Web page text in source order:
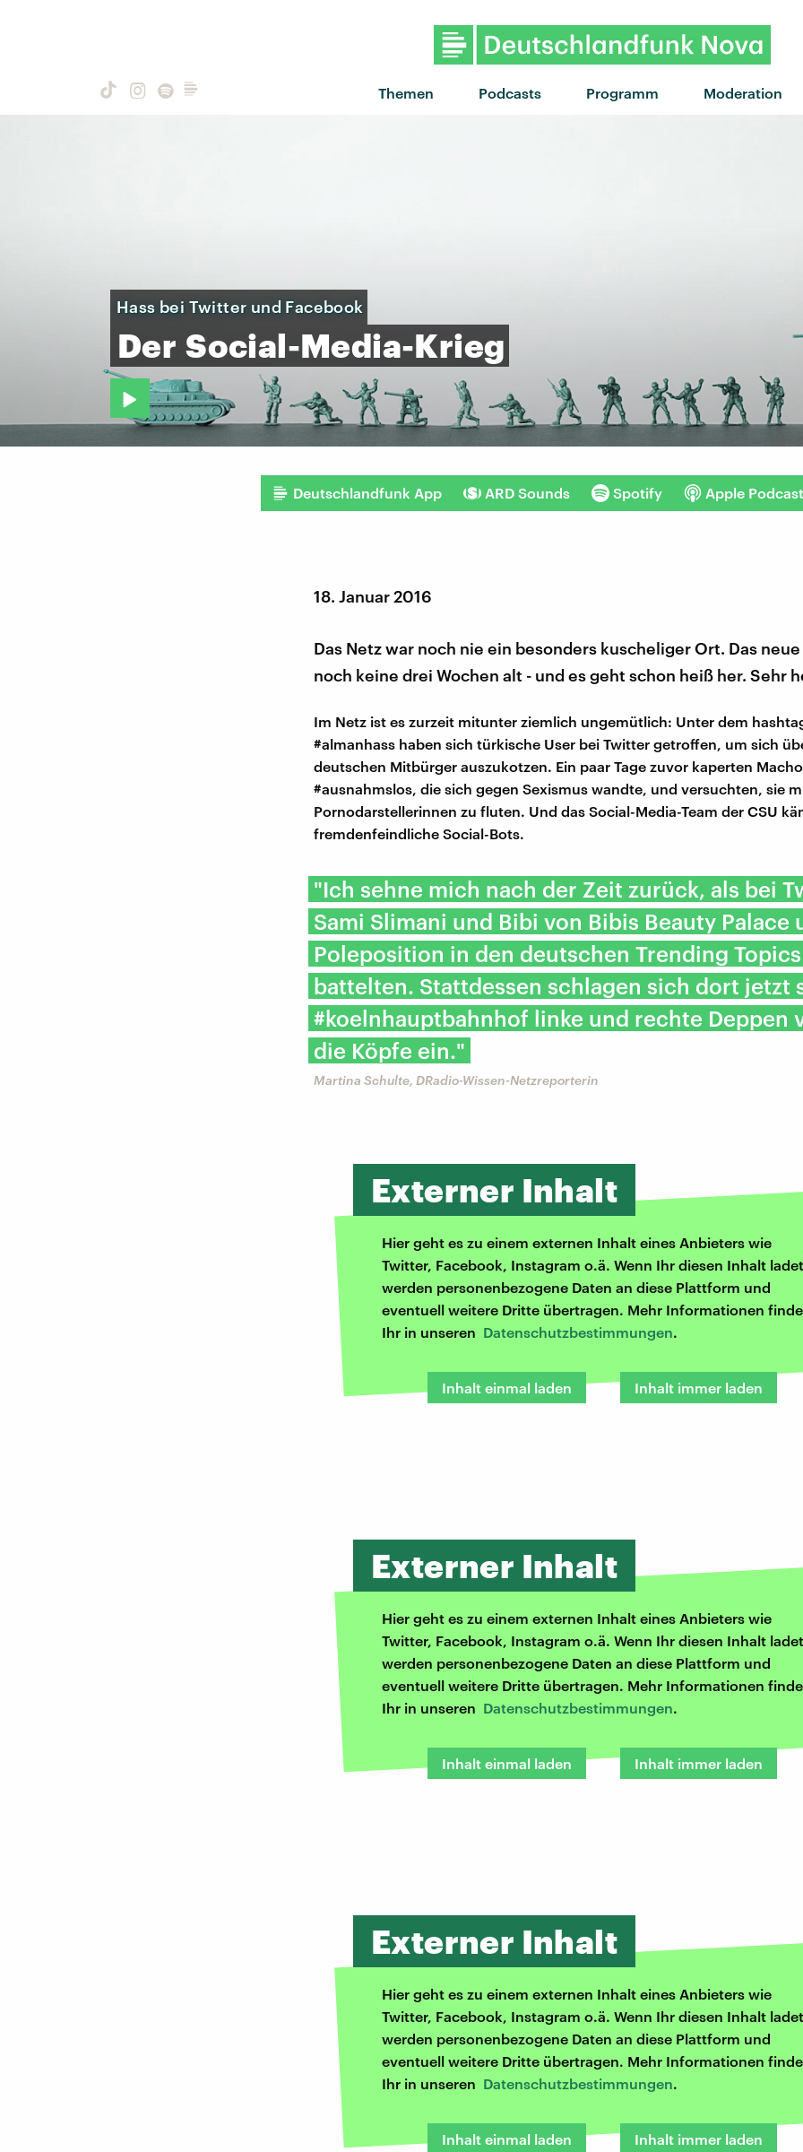
Themen Podcasts Programm Moderation
Hass bei Twitter und Facebook
Der Social-Media-Krieg
Deutschlandfunk App ARD Sounds Spotify Apple
18. Januar 2016
Das Netz war noch nie ein besonders kuscheliger Ort. Das
noch keine drei Wochen alt - und es geht schon heiß her. Sehr
Im Netz ist es zurzeit mitunter ziemlich ungemütlich: Unter dem
#almanhass haben sich türkische User bei Twitter getroffen, um sich
deutschen Mitbürger auszukotzen. Ein paar Tage zuvor kaperten
#ausnahmslos, die sich gegen Sexismus wandte, und versuchten, sie
Pornodarstellerinnen zu fluten. Und das Social-Media-Team der CSU
fremdenfeindliche Social-Bots.
"Ich sehne mich nach der Zeit zurück, als bei
Sami Slimani und Bibi von Bibis Beauty Palace
Poleposition in den deutschen Trending Topics
battelten. Stattdessen schlagen sich dort jetzt
#koelnhauptbahnhof linke und rechte Deppen
die Köpfe ein."
Martina Schulte, DRadio-Wissen-Netzreporterin
Externer Inhalt
Hier geht es zu einem externen Inhalt eines Anbieters wie
Twitter, Facebook, Instagram o.ä. Wenn Ihr diesen Inhalt
werden personenbezogene Daten an diese Plattform und
eventuell weitere Dritte übertragen. Mehr Informationen
Ihr in unseren Datenschutzbestimmungen.
Inhalt einmal laden Inhalt immer laden
Externer Inhalt
Hier geht es zu einem externen Inhalt eines Anbieters wie
Twitter, Facebook, Instagram o.ä. Wenn Ihr diesen Inhalt
werden personenbezogene Daten an diese Plattform und
eventuell weitere Dritte übertragen. Mehr Informationen
Ihr in unseren Datenschutzbestimmungen.
Inhalt einmal laden Inhalt immer laden
Externer Inhalt
Hier geht es zu einem externen Inhalt eines Anbieters wie
Twitter, Facebook, Instagram o.ä. Wenn Ihr diesen Inhalt
werden personenbezogene Daten an diese Plattform und
eventuell weitere Dritte übertragen. Mehr Informationen
Ihr in unseren Datenschutzbestimmungen.
Inhalt einmal laden Inhalt immer laden